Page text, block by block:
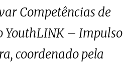
Competências de
YouthLINK – Impulso
coordenado pela